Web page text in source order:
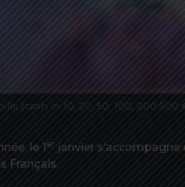
(cash in 10, 20, 50, 100, 200 500
le 1 er janvier
Français.